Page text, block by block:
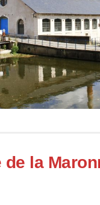
de la